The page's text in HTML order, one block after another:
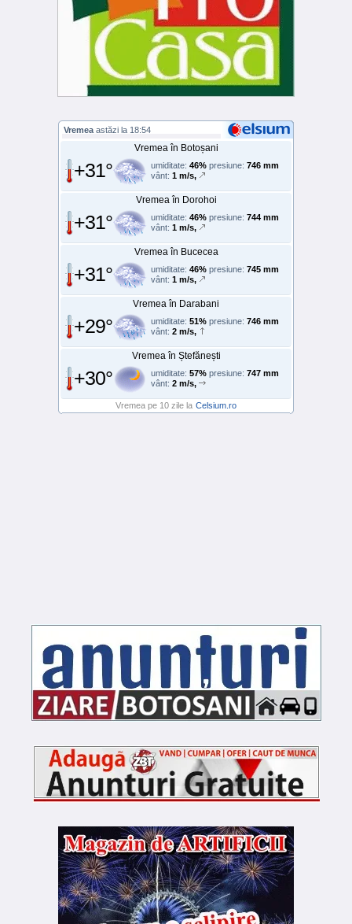
Vremea astăzi la 18:54
Vremea în Botoșani
+31° umiditate: 46% presiune: 746 mm
vânt: 1 m/s,
Vremea în Dorohoi
+31° umiditate: 46% presiune: 744 mm
vânt: 1 m/s,
Vremea în Bucecea
+31° umiditate: 46% presiune: 745 mm
vânt: 1 m/s,
Vremea în Darabani
+29° umiditate: 51% presiune: 746 mm
vânt: 2 m/s,
Vremea în Ștefănești
+30° umiditate: 57% presiune: 747 mm
vânt: 2 m/s,
Vremea pe 10 zile la Celsium.ro